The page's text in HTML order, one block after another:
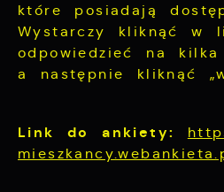
które posiadają
Wystarczy kliknąć w
odpowiedzieć na
a następnie kliknąć
Link do ankiety:
mediów